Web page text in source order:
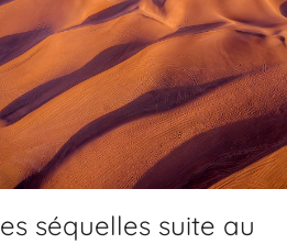
séquelles suite au